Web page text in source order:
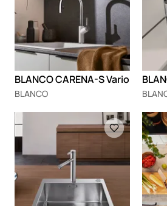
BLANCO CARENA-S Vario
BLANCO
Loading